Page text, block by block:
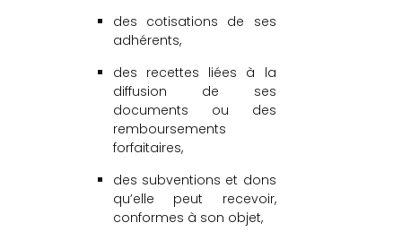
des cotisations de ses
adhérents,
des recettes liées à la
diffusion de ses
documents ou des
remboursements
forfaitaires,
des subventions et dons
qu’elle peut recevoir,
conformes à son objet,